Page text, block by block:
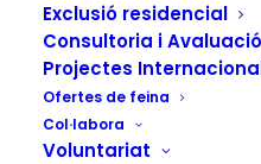
Exclusió residencial
Consultoria i Avaluació
Projectes
Ofertes de feina
Col·labora
Voluntariat
29 de
Els grups
Fundació
espais per